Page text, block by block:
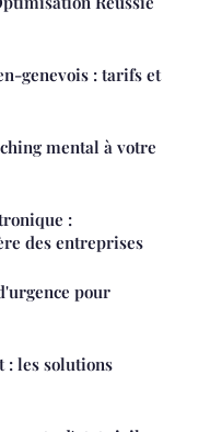
genevois : tarifs et
mental à votre
:
des entreprises
pour
: les solutions